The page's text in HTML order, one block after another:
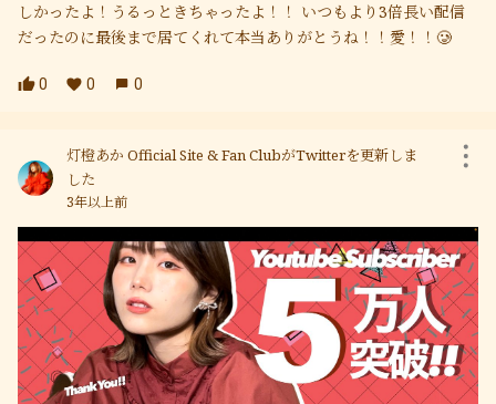
しかったよ！うるっときちゃったよ！！ いつもより3倍長い配信
だったのに最後まで居てくれて本当ありがとうね！！愛！！🥲
0 0 0
灯橙あか Official Site & Fan ClubがTwitterを更新しま
した
3年以上前